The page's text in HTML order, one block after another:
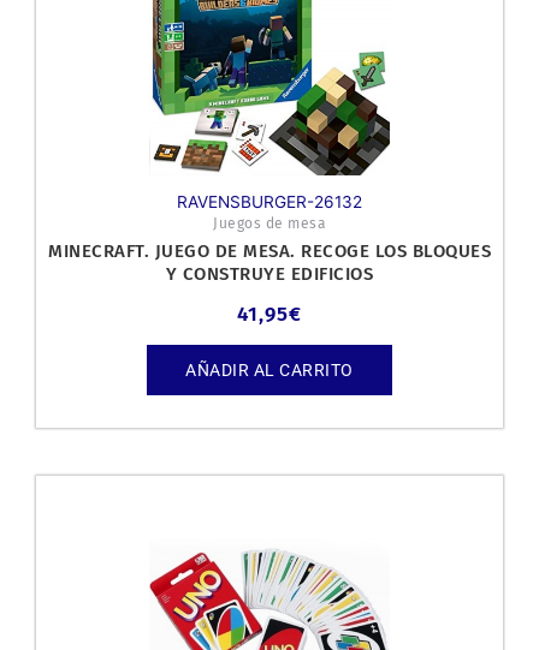
RAVENSBURGER-26132
Juegos de mesa
MINECRAFT. JUEGO DE MESA. RECOGE LOS BLOQUES
Y CONSTRUYE EDIFICIOS
41,95€
AÑADIR AL CARRITO